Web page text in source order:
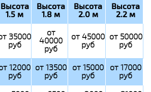
Высота
1.5 м
Высота
1.8 м
Высота
2.0 м
Высота
2.2 м
35000
руб
от
40000
руб
от 45000
руб
от 50000
руб
12000
руб
от 13500
руб
от 15000
руб
от 17000
руб